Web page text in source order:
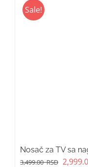
Sale!
Nosač za TV sa
3,499.00RSD